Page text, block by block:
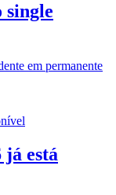
single
em permanente
está